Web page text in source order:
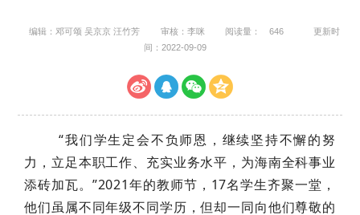
编辑：邓可颂 吴京京 汪竹芳 审核：李咪 阅读量： 646
更新时
间：2022-09-09
“我们学生定会不负师恩，继续坚持不懈的努
力，立足本职工作、充实业务水平，为海南全科事业
添砖加瓦。”2021年的教师节，17名学生齐聚一堂，
他们虽属不同年级不同学历，但却一同向他们尊敬的